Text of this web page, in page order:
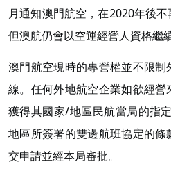
月通知澳門航空，在2020年後
但澳航仍會以空運經營人資格繼
澳門航空現時的專營權並不限
線。任何外地航空企業如欲經
獲得其國家/地區民航當局的指
地區所簽署的雙邊航班協定的
交申請並經本局審批。